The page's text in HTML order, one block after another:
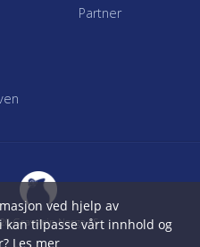
ved hjelp av
kan tilpasse vårt innhold og
Les mer
Partner
Gravstein Norge AS